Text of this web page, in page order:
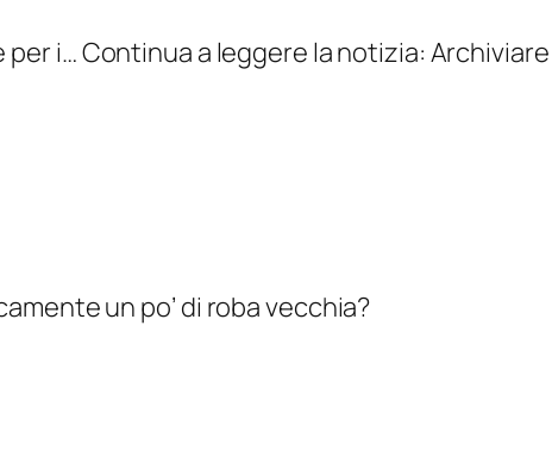
i… Continua a leggere la notizia:
un po’ di roba vecchia?